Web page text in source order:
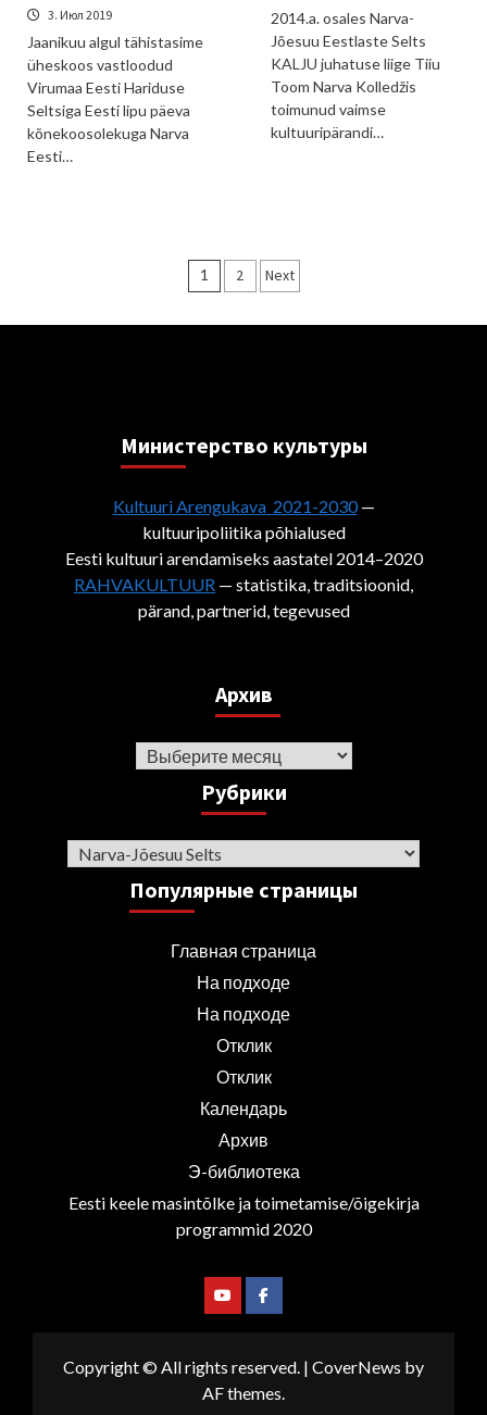
3. Июл 2019
Jaanikuu algul tähistasime
üheskoos vastloodud
Virumaa Eesti Hariduse
Seltsiga Eesti lipu päeva
kõnekoosolekuga Narva
Eesti…
2014.a. osales Narva-
Jõesuu Eestlaste Selts
KALJU juhatuse liige Tiiu
Toom Narva Kolledžis
toimunud vaimse
kultuuripärandi…
Пагинация
1 2 Next
Министерствo культуры
Kultuuri Arengukava 2021-2030—
kultuuripoliitika põhialused
Eesti kultuuri arendamiseks aastatel 2014–2020
RAHVAKULTUUR — statistika, traditsioonid,
pärand, partnerid, tegevused
Архив
Архив
Рубрики
Рубрики
Популярные страницы
Главная страница
На подходе
На подходе
Отклик
Отклик
Календарь
Архив
Э-библиотека
Eesti keele masintõlke ja toimetamise/õigekirja
programmid 2020
YoutubeFacebook
Copyright © All rights reserved. | CoverNews by
AF themes.